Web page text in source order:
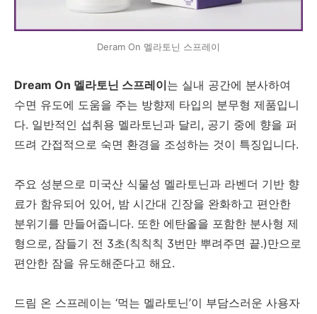
Deram On 멜라토닌 스프레이
Dream On 멜라토닌 스프레이는 실내 공간에 분사하여
수면 유도에 도움을 주는 방향제 타입의 분무형 제품입니
다. 일반적인 섭취용 멜라토닌과 달리, 공기 중에 향을 퍼
뜨려 간접적으로 숙면 환경을 조성하는 것이 특징입니다.
주요 성분으로 미국산 식물성 멜라토닌과 라벤더 기반 향
료가 함유되어 있어, 밤 시간대 긴장을 완화하고 편안한
분위기를 만들어줍니다. 또한 에탄올을 포함한 분사형 제
형으로, 잠들기 전 3초(칙칙칙 3번만 뿌려주면 끝.)만으로
편안한 잠을 유도해준다고 해요.
드림 온 스프레이는 ‘먹는 멜라토닌’이 부담스러운 사용자